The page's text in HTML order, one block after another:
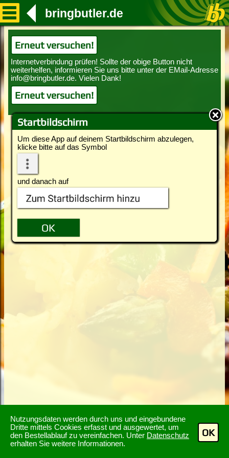
Nutzungsdaten werden durch uns und eingebundene
Dritte mittels Cookies erfasst und ausgewertet, um
den Bestellablauf zu vereinfachen. Unter Datenschutz
erhalten Sie weitere Informationen.
OK
Startbildschirm
Um diese App auf deinem Startbildschirm abzulegen,
klicke bitte auf das Symbol
und danach auf
bringbutler.de
Erneut versuchen!
Erneut versuchen!